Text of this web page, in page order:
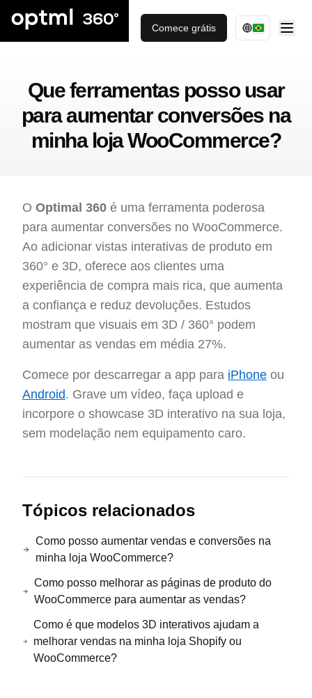
Comece grátis
Que ferramentas posso usar
para aumentar conversões na
minha loja WooCommerce?
O Optimal 360 é uma ferramenta poderosa
para aumentar conversões no WooCommerce.
Ao adicionar vistas interativas de produto em
360° e 3D, oferece aos clientes uma
experiência de compra mais rica, que aumenta
a confiança e reduz devoluções. Estudos
mostram que visuais em 3D / 360° podem
aumentar as vendas em média 27%.
Comece por descarregar a app para iPhone ou
Android. Grave um vídeo, faça upload e
incorpore o showcase 3D interativo na sua loja,
sem modelação nem equipamento caro.
Tópicos relacionados
Como posso aumentar vendas e conversões na
minha loja WooCommerce?
Como posso melhorar as páginas de produto do
WooCommerce para aumentar as vendas?
Como é que modelos 3D interativos ajudam a
melhorar vendas na minha loja Shopify ou
WooCommerce?